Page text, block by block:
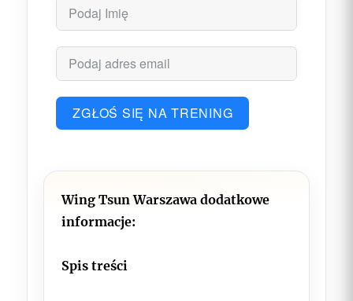
ZGŁOŚ SIĘ NA TRENING
Wing Tsun Warszawa dodatkowe
informacje:
Spis treści